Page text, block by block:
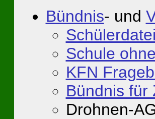
Bündnis- und
Schülerdatei
Schule
KFN
Bündnis für
Drohnen-